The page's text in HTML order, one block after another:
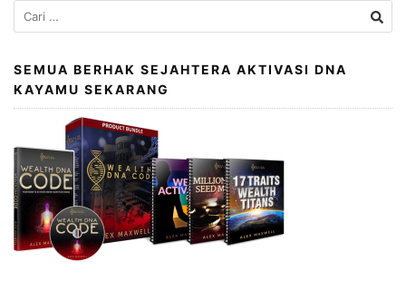
Cari
untuk:
SEMUA BERHAK SEJAHTERA AKTIVASI DNA
KAYAMU SEKARANG